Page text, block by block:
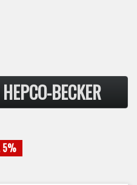
BECKER
5%